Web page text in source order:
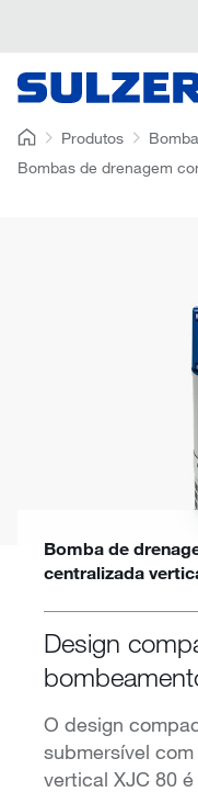
Produtos
Bombas de drenagem
Bomba de
centralizada
Design
O design
submersível
vertical XJC 80